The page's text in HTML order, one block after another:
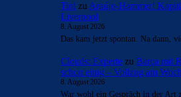
Tini zu Araújo-Hammer!
Liverpool
8. August 2026
Das kam jetzt spontan. Na dann,
Clouds: Experte zu Barça mit
schon einig – Vollzug am
8. August 2026
War wohl ein Gespräch in der Art